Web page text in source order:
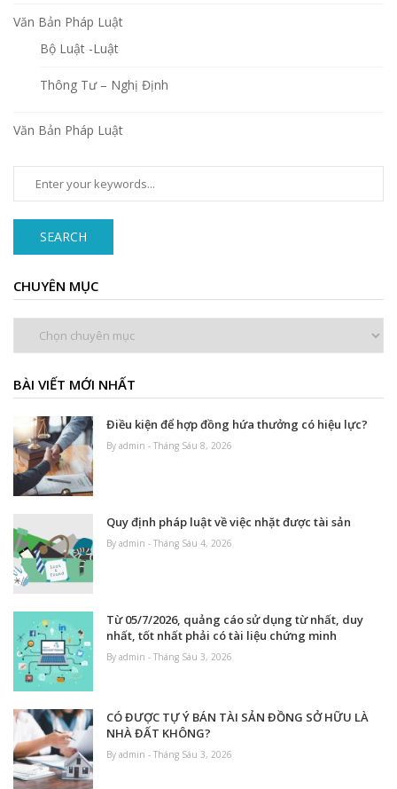
Văn Bản Pháp Luật
Bộ Luật -Luật
Thông Tư – Nghị Định
Văn Bản Pháp Luật
SEARCH
CHUYÊN MỤC
BÀI VIẾT MỚI NHẤT
Điều kiện để hợp đồng hứa thưởng có hiệu lực?
By admin - Tháng Sáu 8, 2026
Quy định pháp luật về việc nhặt được tài sản
By admin - Tháng Sáu 4, 2026
Từ 05/7/2026, quảng cáo sử dụng từ nhất, duy
nhất, tốt nhất phải có tài liệu chứng minh
By admin - Tháng Sáu 3, 2026
CÓ ĐƯỢC TỰ Ý BÁN TÀI SẢN ĐỒNG SỞ HỮU LÀ
NHÀ ĐẤT KHÔNG?
By admin - Tháng Sáu 3, 2026